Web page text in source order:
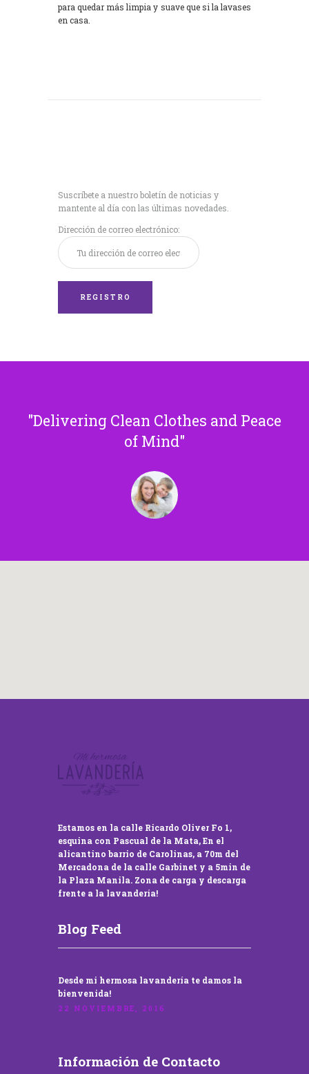
para quedar más limpia y suave que si la lavases
en casa.
Suscríbete a nuestro boletín de noticias y
mantente al día con las últimas novedades.
Dirección de correo electrónico:
Delivering Clean Clothes and Peace
of Mind
Estamos en la calle Ricardo Oliver Fo 1,
esquina con Pascual de la Mata, En el
alicantino barrio de Carolinas, a 70m del
Mercadona de la calle Garbinet y a 5min de
la Plaza Manila. Zona de carga y descarga
frente a la lavandería!
Blog Feed
Desde mi hermosa lavandería te damos la
bienvenida!
22 NOVIEMBRE, 2016
Información de Contacto